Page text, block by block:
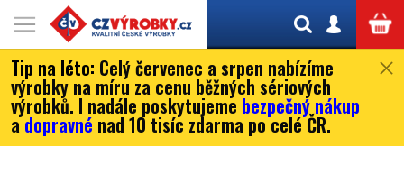
Tip na léto: Celý červenec a srpen nabízíme
výrobky na míru za cenu běžných sériových
výrobků. I nadále poskytujeme bezpečný nákup
adopravné nad 10 tisíc zdarma po celé ČR.